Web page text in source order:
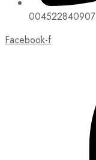
004522840907
Facebook-f